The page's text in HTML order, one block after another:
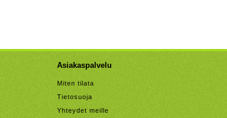
Asiakaspalvelu
Miten tilata
Tietosuoja
Yhteydet meille